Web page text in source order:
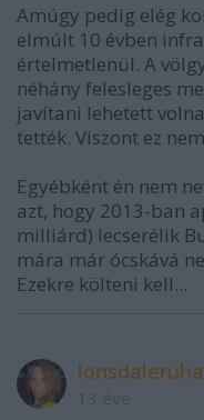
Amúgy pedig elég
elmúlt 10 évben
értelmetlenül. A
néhány felesleges
javítani lehetett
tették. Viszont ez
Egyébként én nem
azt, hogy 2013-ban
milliárd) lecserélik
mára már ócskává
Ezekre költeni kell...